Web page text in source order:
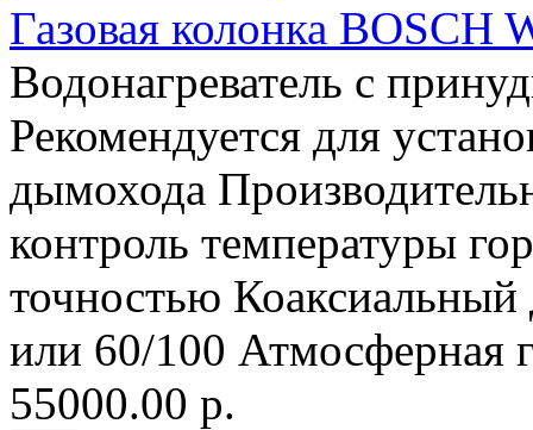
Газовая колонка BOSCH
Водонагреватель с
Рекомендуется для
дымохода
контроль температуры
точностью
или 60/100 Атмосферная
55000.00 р.